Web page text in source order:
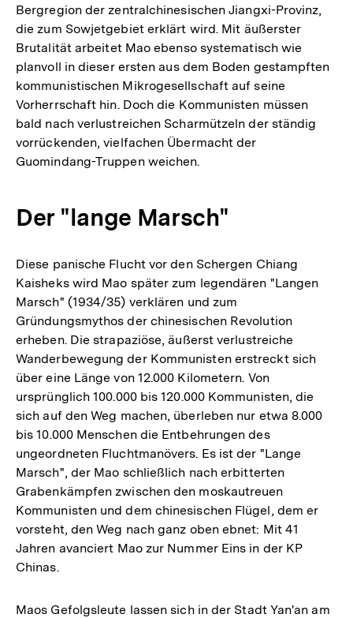
Bergregion der zentralchinesischen Jiangxi-Provinz,
die zum Sowjetgebiet erklärt wird. Mit äußerster
Brutalität arbeitet Mao ebenso systematisch wie
planvoll in dieser ersten aus dem Boden gestampften
kommunistischen Mikrogesellschaft auf seine
Vorherrschaft hin. Doch die Kommunisten müssen
bald nach verlustreichen Scharmützeln der ständig
vorrückenden, vielfachen Übermacht der
Guomindang-Truppen weichen.
Der "lange Marsch"
Diese panische Flucht vor den Schergen Chiang
Kaisheks wird Mao später zum legendären "Langen
Marsch" (1934/35) verklären und zum
Gründungsmythos der chinesischen Revolution
erheben. Die strapaziöse, äußerst verlustreiche
Wanderbewegung der Kommunisten erstreckt sich
über eine Länge von 12.000 Kilometern. Von
ursprünglich 100.000 bis 120.000 Kommunisten, die
sich auf den Weg machen, überleben nur etwa 8.000
bis 10.000 Menschen die Entbehrungen des
ungeordneten Fluchtmanövers. Es ist der "Lange
Marsch", der Mao schließlich nach erbitterten
Grabenkämpfen zwischen den moskautreuen
Kommunisten und dem chinesischen Flügel, dem er
vorsteht, den Weg nach ganz oben ebnet: Mit 41
Jahren avanciert Mao zur Nummer Eins in der KP
Chinas.
Maos Gefolgsleute lassen sich in der Stadt Yan'an am